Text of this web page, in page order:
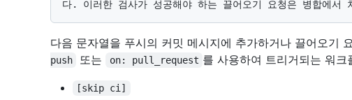
다음 문자열을 푸시의 커밋 메시지에 추가하거나 끌어오기
push
또는 on: pull_request 를 사용하여 트리거되는 워
[skip ci]